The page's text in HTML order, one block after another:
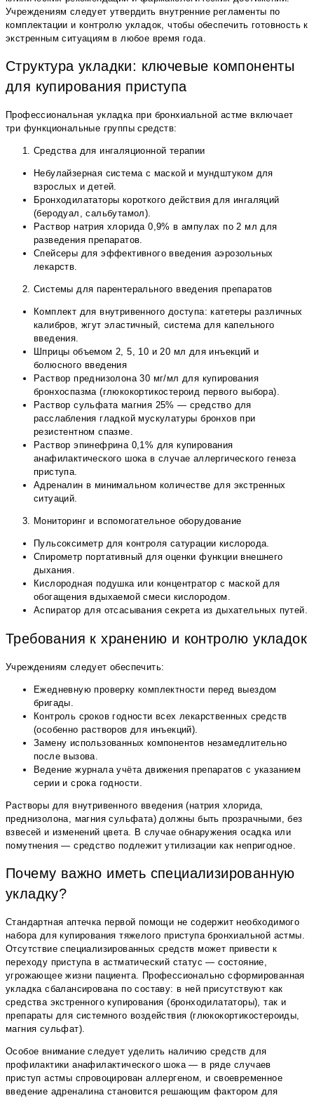
Учреждениям следует утвердить внутренние регламенты по
комплектации и контролю укладок, чтобы обеспечить готовность к
экстренным ситуациям в любое время года.
Структура укладки: ключевые компоненты
для купирования приступа
Профессиональная укладка при бронхиальной астме включает
три функциональные группы средств:
Средства для ингаляционной терапии
Небулайзерная система с маской и мундштуком для
взрослых и детей.
Бронходилататоры короткого действия для ингаляций
(беродуал, сальбутамол).
Раствор натрия хлорида 0,9% в ампулах по 2 мл для
разведения препаратов.
Спейсеры для эффективного введения аэрозольных
лекарств.
Системы для парентерального введения препаратов
Комплект для внутривенного доступа: катетеры различных
калибров, жгут эластичный, система для капельного
введения.
Шприцы объемом 2, 5, 10 и 20 мл для инъекций и
болюсного введения
Раствор преднизолона 30 мг/мл для купирования
бронхоспазма (глюкокортикостероид первого выбора).
Раствор сульфата магния 25% — средство для
расслабления гладкой мускулатуры бронхов при
резистентном спазме.
Раствор эпинефрина 0,1% для купирования
анафилактического шока в случае аллергического генеза
приступа.
Адреналин в минимальном количестве для экстренных
ситуаций.
Мониторинг и вспомогательное оборудование
Пульсоксиметр для контроля сатурации кислорода.
Спирометр портативный для оценки функции внешнего
дыхания.
Кислородная подушка или концентратор с маской для
обогащения вдыхаемой смеси кислородом.
Аспиратор для отсасывания секрета из дыхательных путей.
Требования к хранению и контролю укладок
Учреждениям следует обеспечить:
Ежедневную проверку комплектности перед выездом
бригады.
Контроль сроков годности всех лекарственных средств
(особенно растворов для инъекций).
Замену использованных компонентов незамедлительно
после вызова.
Ведение журнала учёта движения препаратов с указанием
серии и срока годности.
Растворы для внутривенного введения (натрия хлорида,
преднизолона, магния сульфата) должны быть прозрачными, без
взвесей и изменений цвета. В случае обнаружения осадка или
помутнения — средство подлежит утилизации как непригодное.
Почему важно иметь специализированную
укладку?
Стандартная аптечка первой помощи не содержит необходимого
набора для купирования тяжелого приступа бронхиальной астмы.
Отсутствие специализированных средств может привести к
переходу приступа в астматический статус — состояние,
угрожающее жизни пациента. Профессионально сформированная
укладка сбалансирована по составу: в ней присутствуют как
средства экстренного купирования (бронходилататоры), так и
препараты для системного воздействия (глюкокортикостероиды,
магния сульфат).
Особое внимание следует уделить наличию средств для
профилактики анафилактического шока — в ряде случаев
приступ астмы спровоцирован аллергеном, и своевременное
введение адреналина становится решающим фактором для